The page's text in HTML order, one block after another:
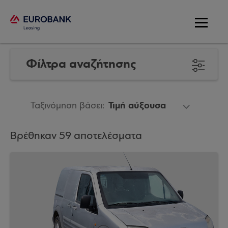
Οχήματα
Φίλτρα αναζήτησης
ΚΑΤΑΣΚΕΥΑΣΤΗΣ
ΚΑΥΣΙΜΟ
ΚΥΒΙΣΜΟΣ
Ταξινόμηση βάσει:
Βρέθηκαν 59 αποτελέσματα